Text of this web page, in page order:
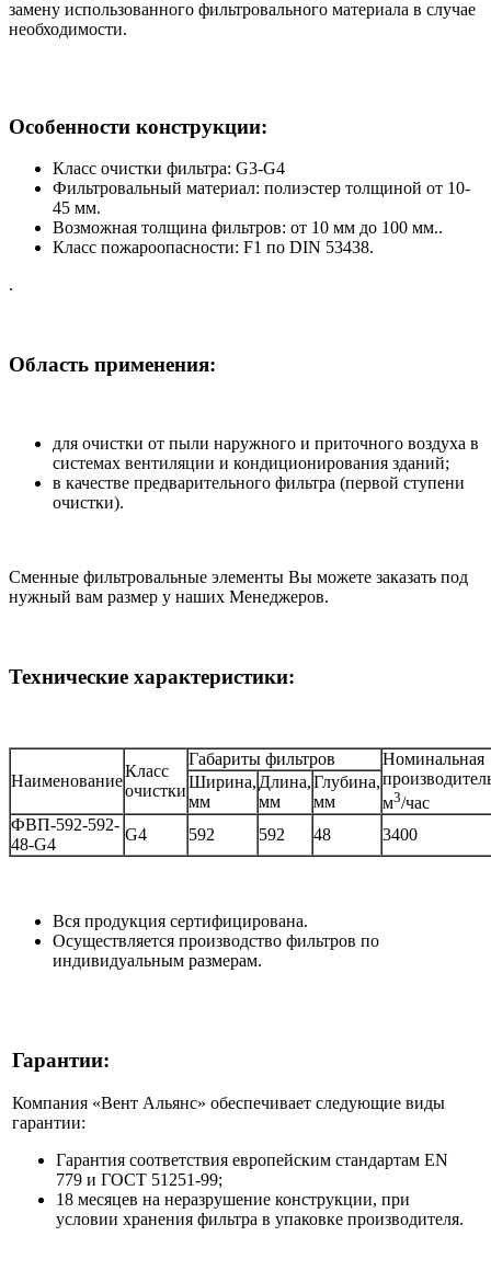
замену использованного фильтровального материала в случае
необходимости.
Особенности конструкции:
Класс очистки фильтра: G3-G4
Фильтровальный материал: полиэстер толщиной от 10-
45 мм.
Возможная толщина фильтров: от 10 мм до 100 мм..
Класс пожароопасности: F1 по DIN 53438.
.
Область применения:
для очистки от пыли наружного и приточного воздуха в
системах вентиляции и кондиционирования зданий;
в качестве предварительного фильтра (первой ступени
очистки).
Сменные фильтровальные элементы Вы можете заказать под
нужный вам размер у наших Менеджеров.
Технические характеристики:
Наименование
Класс
очистки
Габариты фильтров
Номинальная
м3/час
Ширина,
мм
Длина,
мм
Глубина,
мм
ФВП-592-592-
48-G4
G4 592 592 48 3400
Вся продукция сертифицирована.
Осуществляется производство фильтров по
индивидуальным размерам.
Гарантии:
Компания «Вент Альянс» обеспечивает следующие виды
гарантии:
Гарантия соответствия европейским стандартам EN
779 и ГОСТ 51251-99;
18 месяцев на неразрушение конструкции, при
условии хранения фильтра в упаковке производителя.